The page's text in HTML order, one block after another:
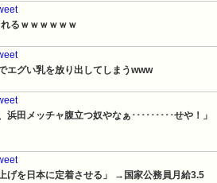
るｗｗｗｗｗｗ
エグい乳を放り出してしまうwww
浜田メッチャ腹立つ奴やなぁ･････････せや！」
げを日本に定着させる」 →国家公務員月給3.5